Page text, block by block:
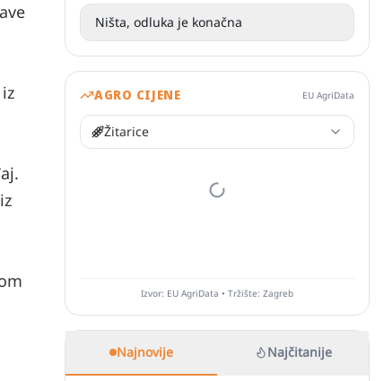
Ništa, odluka je konačna
AGRO CIJENE EU AgriData
Žitarice
Izvor: EU AgriData • Tržište: Zagreb
Najnovije Najčitanije